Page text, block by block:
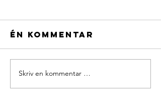
Årsmøte
Én kommentar
Skriv en kommentar …